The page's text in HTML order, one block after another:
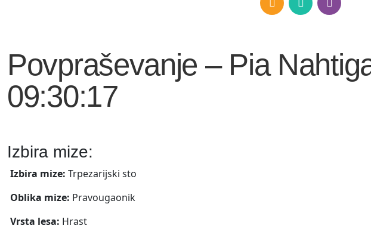
Povpraševanje – Pia
09:30:17
Izbira mize:
Izbira mize: Trpezarijski sto
Oblika mize: Pravougaonik
Vrsta lesa: Hrast